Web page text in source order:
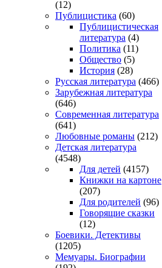
(12)
Публицистика (60)
Публицистическая
литература (4)
Политика (11)
Общество (5)
История (28)
Русская литература (466)
Зарубежная литература
(646)
Современная литература
(641)
Любовные романы (212)
Детская литература
(4548)
Для детей (4157)
Книжки на картоне
(207)
Для родителей (96)
Говорящие сказки
(12)
Боевики. Детективы
(1205)
Мемуары. Биографии